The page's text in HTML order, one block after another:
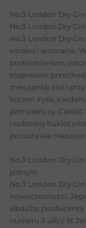
No.3 London Dry
No.3 London Dry
No.3 London Dry
smaku i aromacie.
podniebieniem
stopniowo
mieszankę ziół i
korzeń irysa,
pomarańczy.
i subtelny bukiet
pozostawia
No.3 London Dry
jednym
No.3 London Dry
nowoczesności.
siedziby producenta
numeru 3 ulicy St